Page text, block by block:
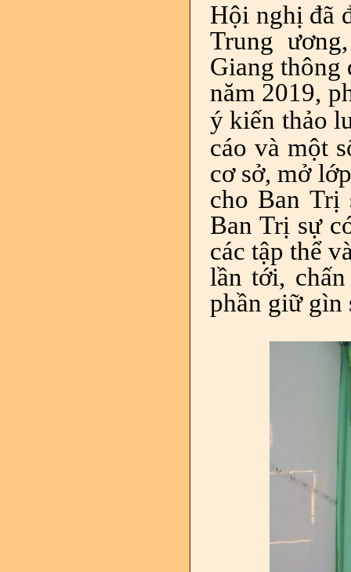
Hội nghị đã
Trung
Giang thông
năm 2019,
ý kiến thảo
cáo và một
cơ sở, mở
cho Ban Trị
Ban Trị sự
các tập thể
lần tới,
phần giữ gìn